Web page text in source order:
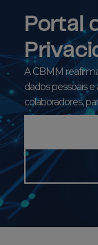
Portal
A CBMM
dados pessoais
colaboradores,